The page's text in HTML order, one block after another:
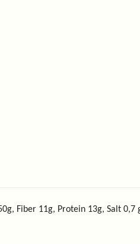
Fiber 11g, Protein 13g, Salt 0,7